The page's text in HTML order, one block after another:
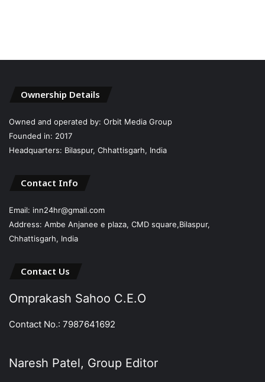
Ownership Details
Owned and operated by: Orbit Media Group
Founded in: 2017
Headquarters: Bilaspur, Chhattisgarh, India
Contact Info
Email: inn24hr@gmail.com
Address: Ambe Anjanee e plaza, CMD square,Bilaspur,
Chhattisgarh, India
Contact Us
Omprakash Sahoo C.E.O
Contact No.: 7987641692
Naresh Patel, Group Editor